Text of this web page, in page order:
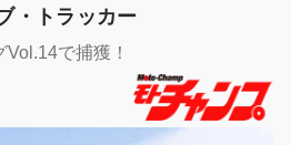
・トラッカー
で捕獲！